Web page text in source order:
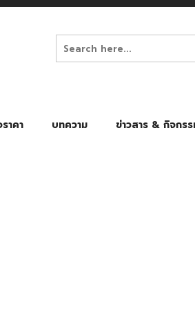
าคา บทความ ข่าวสาร & กิจกร